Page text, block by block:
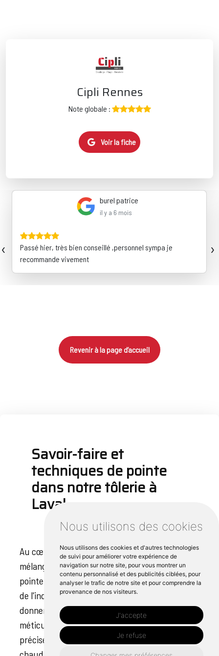
Nous utilisons des cookies
Nous utilisons des cookies et d'autres technologies
de suivi pour améliorer votre expérience de
navigation sur notre site, pour vous montrer un
contenu personnalisé et des publicités ciblées, pour
analyser le trafic de notre site et pour comprendre la
provenance de nos visiteurs.
J'accepte
Je refuse
Cipli Rennes
Note globale :
Voir la fiche
burel patrice
il y a 6 mois
Passé hier, très bien conseillé ,personnel sympa je
recommande vivement
‹ ›
Revenir à la page d’accueil
Savoir-faire et
techniques de pointe
dans notre tôlerie à
Laval
Au cœur de notre tôlerie Laval se trouve un
mélange unique d'expertise et de techniques de
pointe qui nous positionne en tant que leader
de l'industrie. Nos collaborateurs qualifiés
donnent vie aux métaux, les façonnent
méticuleusement pour produire des pièces
précises et durables. La maîtrise de la